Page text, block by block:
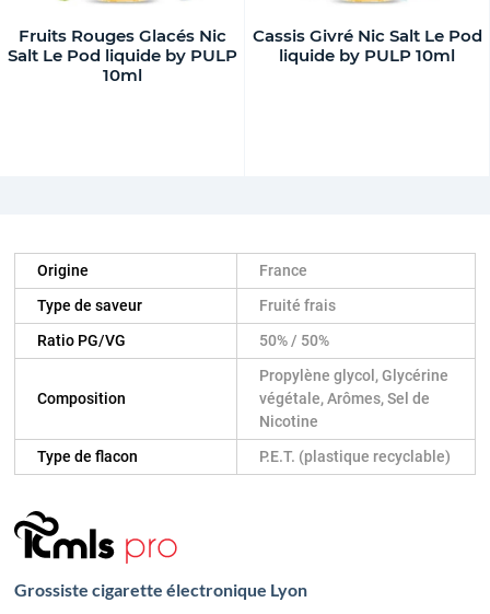
Fruits Rouges Glacés Nic
Salt Le Pod liquide by PULP
10ml
Cassis Givré Nic Salt Le Pod
liquide by PULP 10ml
Origine
France
Type de saveur
Fruité frais
Ratio PG/VG
50% / 50%
Composition
Propylène glycol, Glycérine
végétale, Arômes, Sel de
Nicotine
Type de flacon
P.E.T. (plastique recyclable)
Grossiste cigarette électronique Lyon